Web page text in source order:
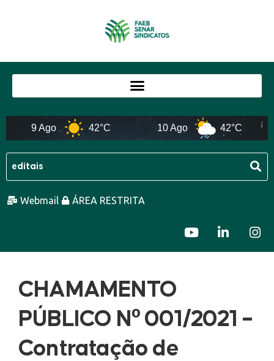
9 Ago 42°C 10 Ago 42°C
Webmail ÁREA RESTRITA
CHAMAMENTO
PÚBLICO Nº 001/2021 –
Contratação de